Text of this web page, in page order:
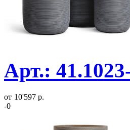
Арт.:
от 10'597 р.
-0